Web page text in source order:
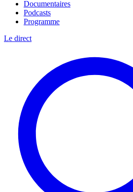
Documentaires
Podcasts
Programme
Le direct